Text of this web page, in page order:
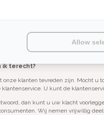
geld aanwezig, maar u kunt
ik terecht?
klanten tevreden zijn. Mocht u
U kunt de
dan kunt u uw klacht
Wij nemen vrijwillig
Allow